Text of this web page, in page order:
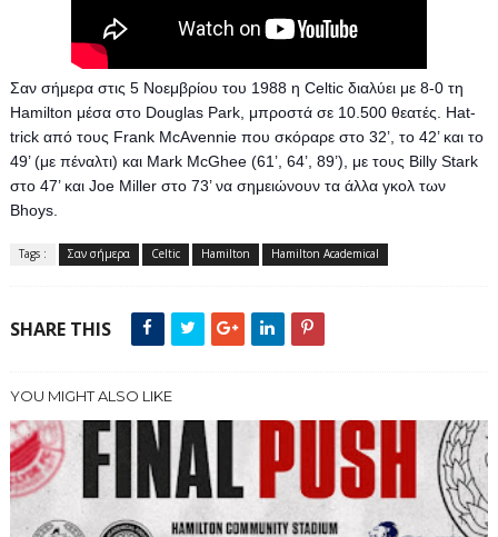
Σαν σήμερα στις 5 Νοεμβρίου του 1988 η Celtic διαλύει με 8-0 τη
Hamilton μέσα στο Douglas Park, μπροστά σε 10.500 θεατές. Hat-
trick από τους Frank McAvennie που σκόραρε στο 32’, το 42’ και το
49’ (με πέναλτι) και Mark McGhee (61’, 64’, 89’), με τους Billy Stark
στο 47’ και Joe Miller στο 73’ να σημειώνουν τα άλλα γκολ των
Bhoys.
Tags : Σαν σήμερα Celtic Hamilton Hamilton Academical
SHARE THIS
YOU MIGHT ALSO LIKE